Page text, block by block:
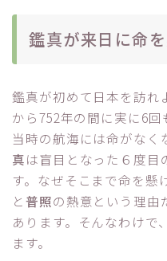
鑑真が来日に命
鑑真が初めて日本を訪れ
から752年の間に実に6回
当時の航海には命がなく
真は盲目となった６度目
す。なぜそこまで命を懸
と 普照の熱意という理由
あります。そんなわけで
ます。